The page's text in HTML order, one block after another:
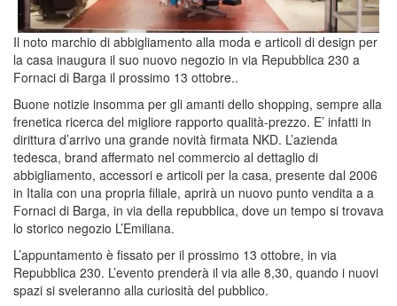
Il noto marchio di abbigliamento alla moda e articoli di design per
la casa inaugura il suo nuovo negozio in via Repubblica 230 a
Fornaci di Barga il prossimo 13 ottobre..
Buone notizie insomma per gli amanti dello shopping, sempre alla
frenetica ricerca del migliore rapporto qualità-prezzo. E’ infatti in
dirittura d’arrivo una grande novità firmata NKD. L’azienda
tedesca, brand affermato nel commercio al dettaglio di
abbigliamento, accessori e articoli per la casa, presente dal 2006
in Italia con una propria filiale, aprirà un nuovo punto vendita a a
Fornaci di Barga, in via della repubblica, dove un tempo si trovava
lo storico negozio L’Emiliana.
L’appuntamento è fissato per il prossimo 13 ottobre, in via
Repubblica 230. L’evento prenderà il via alle 8,30, quando i nuovi
spazi si sveleranno alla curiosità del pubblico.